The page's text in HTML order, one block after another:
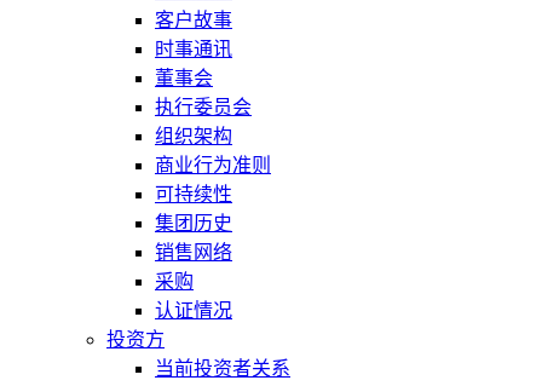
客户故事
时事通讯
董事会
执行委员会
组织架构
商业行为准则
可持续性
集团历史
销售网络
采购
认证情况
投资方
当前投资者关系